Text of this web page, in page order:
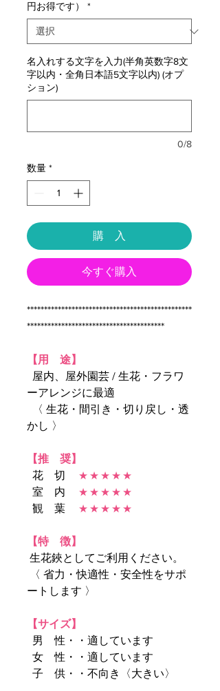
円お得です）
*
名入れする文字を入力(半角英数字8文
字以内・全角日本語5文字以内) (オプ
ション)
0/8
数量 *
購 入
今すぐ購入
************************************************
****************************************
【用 途】
屋内、屋外園芸 / 生花・フラワ
ーアレンジに最適
〈 生花・間引き・切り戻し・透
かし 〉
【推 奨】
花 切 ★ ★ ★ ★ ★
室 内 ★ ★ ★ ★ ★
観 葉 ★ ★ ★ ★ ★
【特 徴】
生花鋏としてご利用ください。
〈 省力・快適性・安全性をサポ
ートします 〉
【サイズ】
男 性・・適しています
女 性・・適しています
子 供・・不向き〈大きい〉